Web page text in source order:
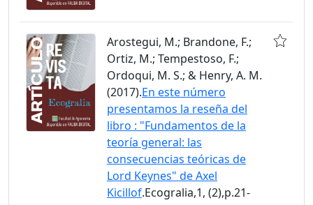
Arostegui, M.; Brandone, F.;
Ortiz, M.; Tempestoso, F.;
Ordoqui, M. S.; & Henry, A. M.
(2017).En este número
presentamos la reseña del
libro : "Fundamentos de la
teoría general: las
consecuencias teóricas de
Lord Keynes" de Axel
Kicillof.Ecogralia,1, (2),p.21-